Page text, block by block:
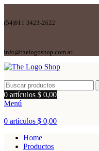
(54)911 3423-2622
info@thelogoshop.com.ar
0 artículos $ 0,00
Menú
0 artículos $ 0,00
Home
Productos